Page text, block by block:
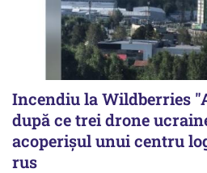
Incendiu la Wildberries
după ce trei drone
acoperişul unui centru
rus